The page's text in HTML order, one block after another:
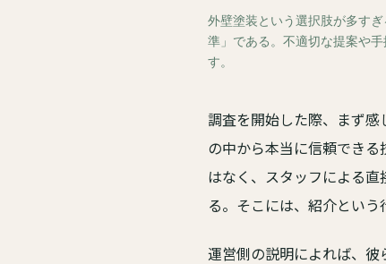
外壁塗装という選択肢が多す
準」である。不適切な提案や
す。
調査を開始した際、まず
の中から本当に信頼でき
はなく、スタッフによる
る。そこには、紹介という
運営側の説明によれば、彼